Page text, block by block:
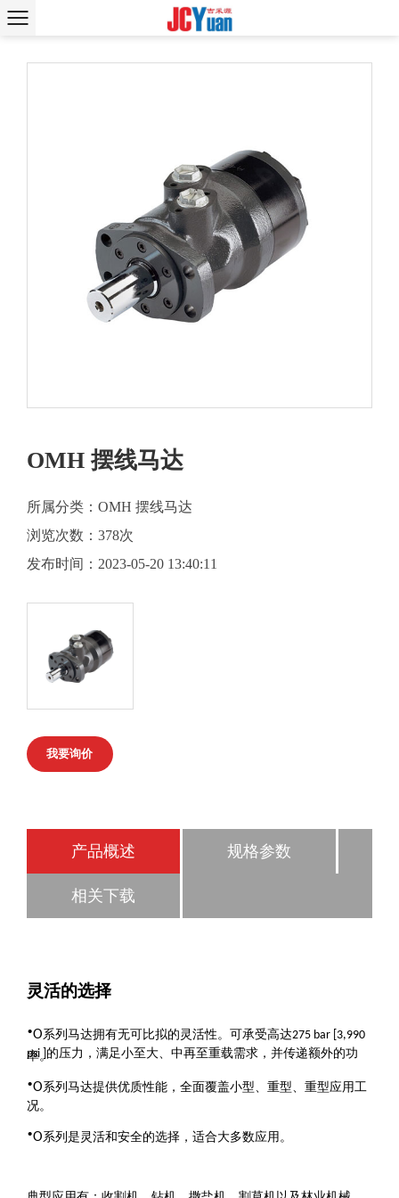
OMH 摆线马达
所属分类：OMH 摆线马达
浏览次数： 378次
发布时间：2023-05-20 13:40:11
我要询价
产品概述 规格参数
相关下载
灵活的选择
·O系列马达拥有无可比拟的灵活性。可承受高达275 bar [3,990
psi ] 的压力，满足小至大、中再至重载需求，并传递额外的功
率。
·O系列马达提供优质性能，全面覆盖小型、重型、重型应用工
况。
·O系列是灵活和安全的选择，适合大多数应用。